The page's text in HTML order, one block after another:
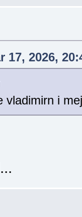
2026,
vladimirn i